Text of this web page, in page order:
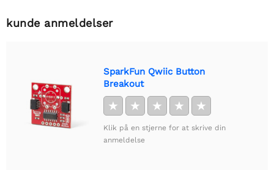
kunde anmeldelser
SparkFun Qwiic Button
Breakout
★ ★ ★ ★ ★
Klik på en stjerne for at skrive din
anmeldelse